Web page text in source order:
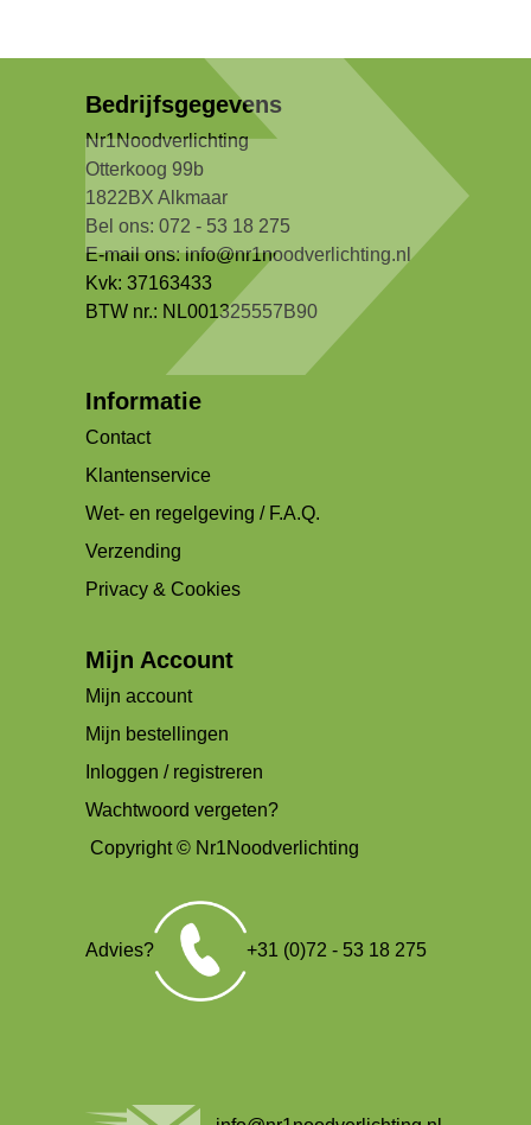
Bedrijfsgegevens
Nr1Noodverlichting
Otterkoog 99b
1822BX Alkmaar
Bel ons: 072 - 53 18 275
E-mail ons:info@nr1noodverlichting.nl
Kvk: 37163433
BTW nr.: NL001325557B90
Informatie
Contact
Klantenservice
Wet- en regelgeving / F.A.Q.
Verzending
Privacy & Cookies
Mijn Account
Mijn account
Mijn bestellingen
Inloggen / registreren
Wachtwoord vergeten?
Copyright © Nr1Noodverlichting
Advies? +31 (0)72 - 53 18 275